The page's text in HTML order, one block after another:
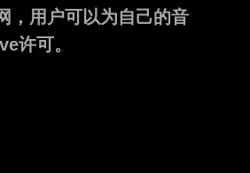
，用户可以为自己的音
许可。